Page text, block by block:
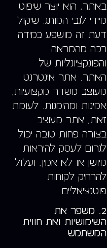
באתר, הוא יוצר שיפוט
מיידי לגבי המותג. שיקול
דעת זה מושפע במידה
רבה מהמראה
והפונקציונליות של
האתר. אתר אינטרנט
מעוצב משדר מקצועיות,
אמינות ומהימנות. לעומת
זאת, אתר מעוצב
בצורה פחות טובה יכול
לגרום לעסק להיראות
מיושן או לא אמין, ועלול
להרחיק לקוחות
פוטנציאליים.
2. משפר את
השימושיות ואת חווית
המשתמש